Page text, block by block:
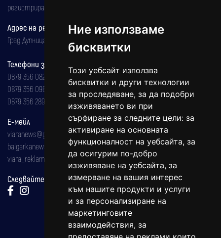
Ние използваме
бисквитки
Този уебсайт използва
бисквитки и други технологии
за проследяване, за да подобри
изживяването ви при
сърфиране за следните цели: за
активиране на основната
функционалност на уебсайта, за
да осигурим по-добро
изживяване на уебсайта, за
измерване на вашия интерес
към нашите продукти и услуги
и за персонализиране на
маркетинговите
взаимодействия, за
регистрирана на 08.05.2002 година.
Адрес на редакцията
Град Дупница, ул.''Христо Ботев" 43
Телефони за реклама и абонаменти
0879 356 082
0879 356 098
0879 356 289
Е-мейл
viaranews@gmail.com
balgarkanews@gmail.com
viara_reklama@mail.bg
Следвайте ни: